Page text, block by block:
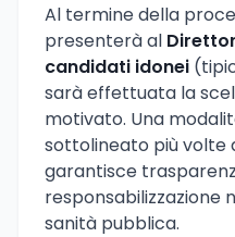
Al termine della
presenterà al
candidati idonei
sarà effettuata la
motivato. Una
sottolineato più volte
garantisce
responsabilizzazione
sanità pubblica.